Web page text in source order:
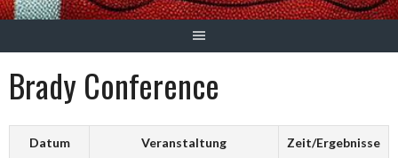
Brady Conference
Datum Veranstaltung Zeit/Ergebnisse